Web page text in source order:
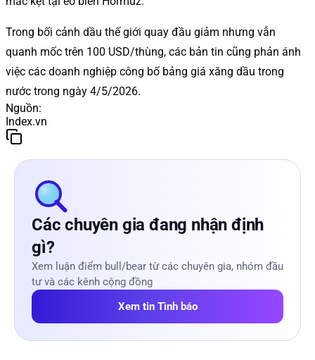
Trong bối cảnh dầu thế giới quay đầu giảm nhưng vẫn
quanh mốc trên 100 USD/thùng, các bản tin cũng phản ánh
việc các doanh nghiệp công bố bảng giá xăng dầu trong
nước trong ngày 4/5/2026.
Nguồn:
Index.vn
Các chuyên gia đang nhận định
gì?
Xem luận điểm bull/bear từ các chuyên gia, nhóm đầu
tư và các kênh cộng đồng
Xem tin Tình báo